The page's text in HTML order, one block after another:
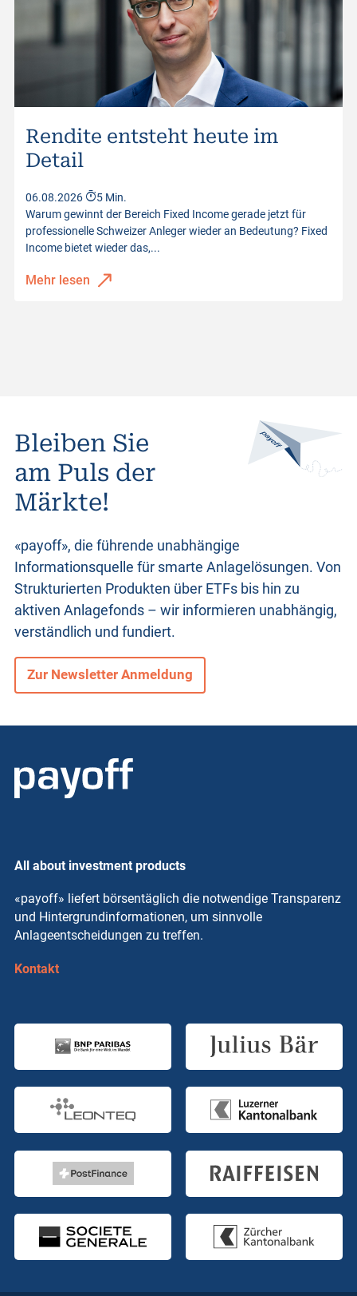
Rendite entsteht heute im
Detail
06.08.2026
5 Min.
Warum gewinnt der Bereich Fixed Income gerade jetzt für
professionelle Schweizer Anleger wieder an Bedeutung? Fixed
Income bietet wieder das,...
Mehr lesen
Bleiben Sie
am Puls der
Märkte!
«payoff», die führende unabhängige
Informationsquelle für smarte Anlagelösungen. Von
Strukturierten Produkten über ETFs bis hin zu
aktiven Anlagefonds – wir informieren unabhängig,
verständlich und fundiert.
Zur Newsletter Anmeldung
All about investment products
«payoff» liefert börsentäglich die notwendige Transparenz
und Hintergrundinformationen, um sinnvolle
Anlageentscheidungen zu treffen.
Kontakt